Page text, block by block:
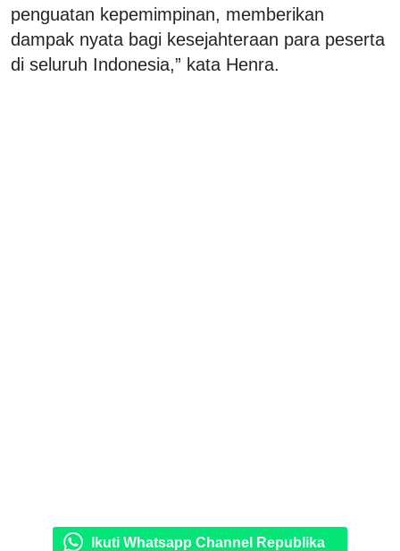
penguatan kepemimpinan, memberikan
dampak nyata bagi kesejahteraan para peserta
di seluruh Indonesia,” kata Henra.
Ikuti Whatsapp Channel Republika